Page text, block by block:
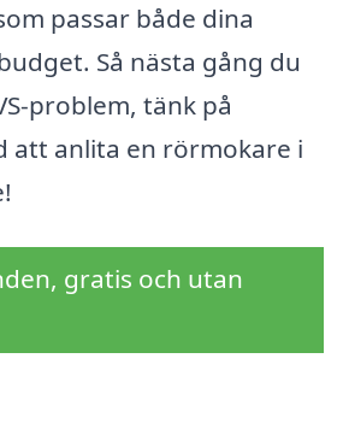
passar både dina
Så nästa gång du
problem, tänk på
att anlita en rörmokare i
gratis och utan